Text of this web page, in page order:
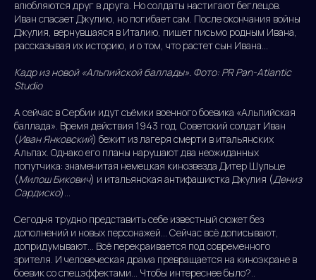
влюбляются друг в друга. Но солдаты настигают беглецов.
Иван спасает Джулию, но погибает сам. После окончания войны
Джулия, вернувшаяся в Италию, пишет письмо родным Ивана,
рассказывая их историю, и о том, что растет сын Ивана...
Кадр из новой «Альпийской баллады». Фото: PR Pan-Atlantic
Studio
А сейчас в Сербии идут съёмки военного боевика «Альпийская
баллада». Время действия 1943 год. Советский солдат Иван
(Иван Янковский) бежит из лагеря смерти в итальянских
Альпах. Однако его планы нарушают два неожиданных
попутчика: знаменитая немецкая кинозвезда Дитер Шульце
(Милош Бикович) и итальянская антифашистка Джулия (Дениз
Сардиско)...
Сегодня трудно представить себе известный сюжет без
дополнений и новых персонажей... Сейчас всё дописывают,
допридумывают... Всё перекраивается под современного
зрителя. И человеческая драма превращается на киноэкране в
боевик со спецэффектами... Чтобы интереснее было?..